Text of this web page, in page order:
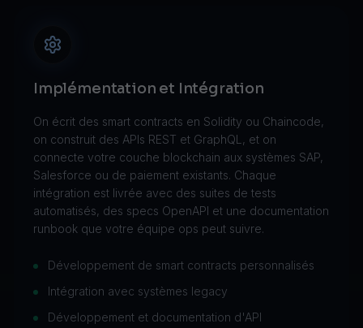
Implémentation et Intégration
On écrit des smart contracts en Solidity ou Chaincode,
on construit des APIs REST et GraphQL, et on
connecte votre couche blockchain aux systèmes SAP,
Salesforce ou de paiement existants. Chaque
intégration est livrée avec des suites de tests
automatisés, des specs OpenAPI et une documentation
runbook que votre équipe ops peut suivre.
Développement de smart contracts personnalisés
Intégration avec systèmes legacy
Développement et documentation d'API